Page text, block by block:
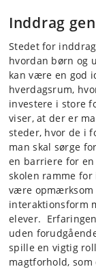
Inddrag
Stedet for
hvordan børn og
kan være en god
hverdagsrum,
investere i store
viser, at der er
steder, hvor de i
man skal sørge
en barriere for
skolen ramme for
være
interaktionsform
elever.
uden
spille en vigtig
magtforhold,